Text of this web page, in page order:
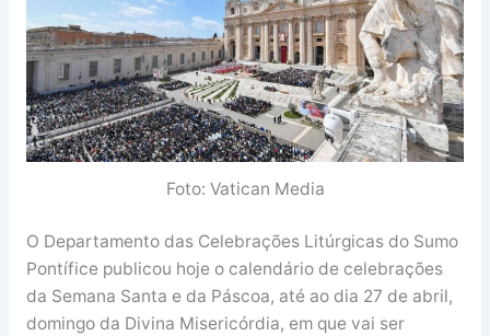
Foto: Vatican Media
O Departamento das Celebrações Litúrgicas do Sumo
Pontífice publicou hoje o calendário de celebrações
da Semana Santa e da Páscoa, até ao dia 27 de abril,
domingo da Divina Misericórdia, em que vai ser